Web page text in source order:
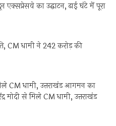
एक्सप्रेसवे का उद्घाटन, ढाई घंटे में पूरा
CM धामी ने 242 करोड़ की
CM धामी, उत्तराखंड आगमन का
मोदी से मिले CM धामी, उत्तराखंड